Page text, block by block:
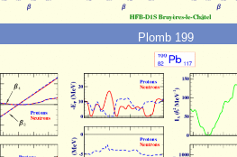
Plomb 199